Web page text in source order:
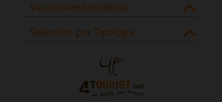
Vacaciones tematicas
Selección por Tipologia